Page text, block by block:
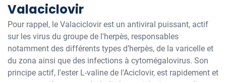
Valaciclovir
Pour rappel, le Valaciclovir est un antiviral puissant, actif
sur les virus du groupe de l'herpès, responsables
notamment des différents types d’herpès, de la varicelle et
du zona ainsi que des infections à cytomégalovirus. Son
principe actif, l'ester L-valine de l'Aciclovir, est rapidement et